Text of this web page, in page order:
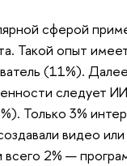
сферой
Такой опыт
(11%). Далее
следует
Только 3%
видео
2% —